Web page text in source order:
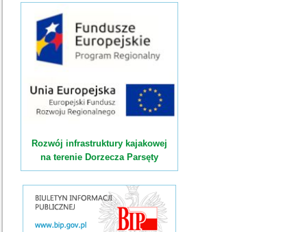
Rozwój infrastruktury kajakowej
na terenie Dorzecza Parsęty